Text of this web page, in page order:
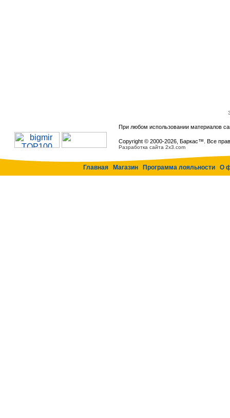
При любом использовании материалов
Copyright © 2000-2026, Баркас™. Все
Разработка сайта 2x3.com
Главная Магазин Программа лояльности О